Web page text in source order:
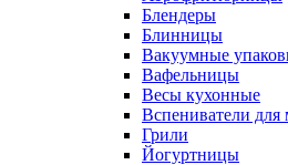
Блендеры
Блинницы
Вакуумные
Вафельницы
Весы кухонные
Вспениватели для
Грили
Йогуртницы